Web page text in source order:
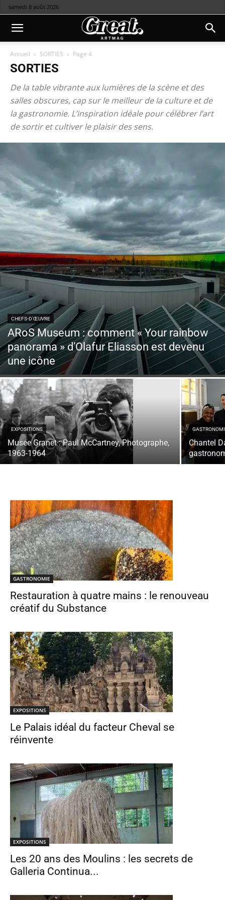
samedi 8 août 2026
Accueil SORTIES Page 4
SORTIES
De la table vibrante aux lumières de la scène et des
salles obscures, cap sur le meilleur de la culture et de
la gastronomie. L’inspiration idéale pour célébrer l’art
de sortir et cultiver le plaisir des sens.
CHEFS-D'ŒUVRE
ARoS Museum : comment « Your rainbow
panorama » d’Olafur Eliasson est devenu
une icône
EXPOSITIONS
Musée Granet : Paul McCartney, Photographe,
1963-1964
Chantel
GASTRONOMIE
Restauration à quatre mains : le renouveau
créatif du Substance
EXPOSITIONS
Le Palais idéal du facteur Cheval se
réinvente
EXPOSITIONS
Les 20 ans des Moulins : les secrets de
Galleria Continua...